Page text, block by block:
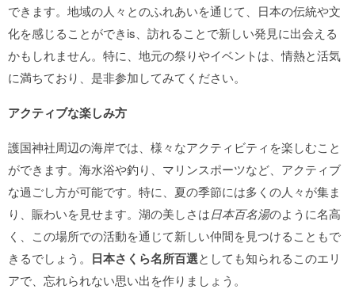
できます。地域の人々とのふれあいを通じて、日本の伝統や文
化を感じることができis、訪れることで新しい発見に出会える
かもしれません。特に、地元の祭りやイベントは、情熱と活気
に満ちており、是非参加してみてください。
アクティブな楽しみ方
護国神社周辺の海岸では、様々なアクティビティを楽しむこと
ができます。海水浴や釣り、マリンスポーツなど、アクティブ
な過ごし方が可能です。特に、夏の季節には多くの人々が集ま
り、賑わいを見せます。湖の美しさは日本百名湯のように名高
く、この場所での活動を通じて新しい仲間を見つけることもで
きるでしょう。 日本さくら名所百選としても知られるこのエリ
アで、忘れられない思い出を作りましょう。